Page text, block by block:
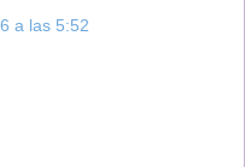
a las 5:52